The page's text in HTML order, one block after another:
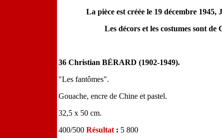
La pièce est créée le 19 décembre
Les décors et les costumes sont
36 Christian BÉRARD (1902-1949).
"Les fantômes".
Gouache, encre de Chine et pastel.
32,5 x 50 cm.
400/500 Résultat : 5 800